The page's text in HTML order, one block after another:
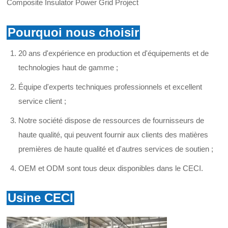
Pourquoi nous choisir
20 ans d'expérience en production et d'équipements et de
technologies haut de gamme ;
Équipe d'experts techniques professionnels et excellent
service client ;
Notre société dispose de ressources de fournisseurs de
haute qualité, qui peuvent fournir aux clients des matières
premières de haute qualité et d'autres services de soutien ;
OEM et ODM sont tous deux disponibles dans le CECI.
Usine CECI